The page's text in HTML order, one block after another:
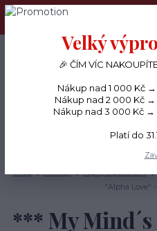
PŘÁNÍČKA a PAPÍROVÉ
+420 734 380 930
(Po-Ne, 8-20 hod.)
"Alpha Love"
*** My Mind´s
Velký
🎉 ČÍM VÍC
Nákup nad 1 000 Kč →
Nákup nad 2 000 Kč →
Nákup nad 3 000 Kč →
Platí do